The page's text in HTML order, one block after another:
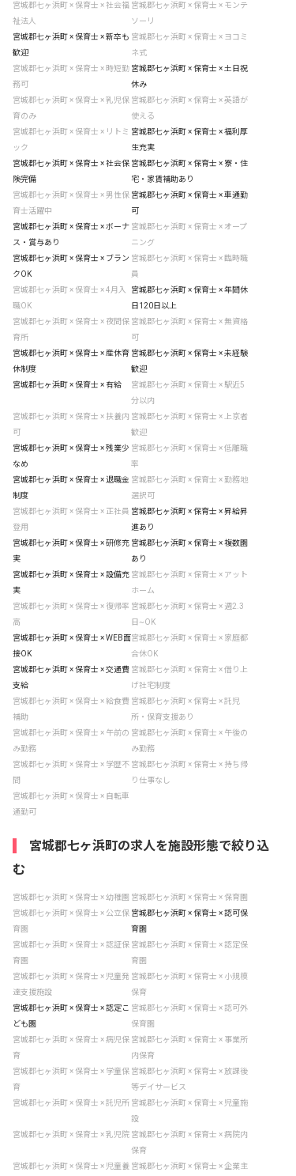
宮城郡七ヶ浜町 × 保育士 × 社会福
祉法人
宮城郡七ヶ浜町 × 保育士 × モンテ
ソーリ
宮城郡七ヶ浜町 × 保育士 × 新卒も
歓迎
宮城郡七ヶ浜町 × 保育士 × ヨコミ
ネ式
宮城郡七ヶ浜町 × 保育士 × 時短勤
務可
宮城郡七ヶ浜町 × 保育士 × 土日祝
休み
宮城郡七ヶ浜町 × 保育士 × 乳児保
育のみ
宮城郡七ヶ浜町 × 保育士 × 英語が
使える
宮城郡七ヶ浜町 × 保育士 × リトミ
ック
宮城郡七ヶ浜町 × 保育士 × 福利厚
生充実
宮城郡七ヶ浜町 × 保育士 × 社会保
険完備
宮城郡七ヶ浜町 × 保育士 × 寮・住
宅・家賃補助あり
宮城郡七ヶ浜町 × 保育士 × 男性保
育士活躍中
宮城郡七ヶ浜町 × 保育士 × 車通勤
可
宮城郡七ヶ浜町 × 保育士 × ボーナ
ス・賞与あり
宮城郡七ヶ浜町 × 保育士 × オープ
ニング
宮城郡七ヶ浜町 × 保育士 × ブラン
クOK
宮城郡七ヶ浜町 × 保育士 × 臨時職
員
宮城郡七ヶ浜町 × 保育士 × 4月入
職OK
宮城郡七ヶ浜町 × 保育士 × 年間休
日120日以上
宮城郡七ヶ浜町 × 保育士 × 夜間保
育所
宮城郡七ヶ浜町 × 保育士 × 無資格
可
宮城郡七ヶ浜町 × 保育士 × 産休育
休制度
宮城郡七ヶ浜町 × 保育士 × 未経験
歓迎
宮城郡七ヶ浜町 × 保育士 × 有給
宮城郡七ヶ浜町 × 保育士 × 駅近5
分以内
宮城郡七ヶ浜町 × 保育士 × 扶養内
可
宮城郡七ヶ浜町 × 保育士 × 上京者
歓迎
宮城郡七ヶ浜町 × 保育士 × 残業少
なめ
宮城郡七ヶ浜町 × 保育士 × 低離職
率
宮城郡七ヶ浜町 × 保育士 × 退職金
制度
宮城郡七ヶ浜町 × 保育士 × 勤務地
選択可
宮城郡七ヶ浜町 × 保育士 × 正社員
登用
宮城郡七ヶ浜町 × 保育士 × 昇給昇
進あり
宮城郡七ヶ浜町 × 保育士 × 研修充
実
宮城郡七ヶ浜町 × 保育士 × 複数園
あり
宮城郡七ヶ浜町 × 保育士 × 設備充
実
宮城郡七ヶ浜町 × 保育士 × アット
ホーム
宮城郡七ヶ浜町 × 保育士 × 復帰率
高
宮城郡七ヶ浜町 × 保育士 × 週2.3
日~OK
宮城郡七ヶ浜町 × 保育士 × WEB面
接OK
宮城郡七ヶ浜町 × 保育士 × 家庭都
合休OK
宮城郡七ヶ浜町 × 保育士 × 交通費
支給
宮城郡七ヶ浜町 × 保育士 × 借り上
げ社宅制度
宮城郡七ヶ浜町 × 保育士 × 給食費
補助
宮城郡七ヶ浜町 × 保育士 × 託児
所・保育支援あり
宮城郡七ヶ浜町 × 保育士 × 午前の
み勤務
宮城郡七ヶ浜町 × 保育士 × 午後の
み勤務
宮城郡七ヶ浜町 × 保育士 × 学歴不
問
宮城郡七ヶ浜町 × 保育士 × 持ち帰
り仕事なし
宮城郡七ヶ浜町 × 保育士 × 自転車
通勤可
宮城郡七ヶ浜町の求人を施設形態で絞り込
む
宮城郡七ヶ浜町 × 保育士 × 幼稚園 宮城郡七ヶ浜町 × 保育士 × 保育園
宮城郡七ヶ浜町 × 保育士 × 公立保
育園
宮城郡七ヶ浜町 × 保育士 × 認可保
育園
宮城郡七ヶ浜町 × 保育士 × 認証保
育園
宮城郡七ヶ浜町 × 保育士 × 認定保
育園
宮城郡七ヶ浜町 × 保育士 × 児童発
達支援施設
宮城郡七ヶ浜町 × 保育士 × 小規模
保育
宮城郡七ヶ浜町 × 保育士 × 認定こ
ども園
宮城郡七ヶ浜町 × 保育士 × 認可外
保育園
宮城郡七ヶ浜町 × 保育士 × 病児保
育
宮城郡七ヶ浜町 × 保育士 × 事業所
内保育
宮城郡七ヶ浜町 × 保育士 × 学童保
育
宮城郡七ヶ浜町 × 保育士 × 放課後
等デイサービス
宮城郡七ヶ浜町 × 保育士 × 託児所 宮城郡七ヶ浜町 × 保育士 × 児童施
設
宮城郡七ヶ浜町 × 保育士 × 乳児院 宮城郡七ヶ浜町 × 保育士 × 病院内
保育
宮城郡七ヶ浜町 × 保育士 × 児童養 宮城郡七ヶ浜町 × 保育士 × 企業主